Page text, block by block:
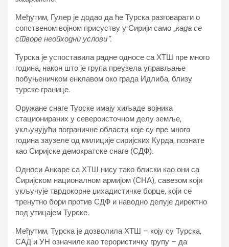
Међутим, Гулер је додао да ће Турска разговарати о
сопственом војном присуству у Сирији само „када се
створе неопходни услови“.
Турска је успоставила радне односе са ХТШ пре много
година, након што је група преузела управљање
побуњеничком енклавом око града Идлиба, близу
турске границе.
Оружане снаге Турске имају хиљаде војника
стационираних у североисточном делу земље,
укључујући пограничне области које су пре много
година заузеле од милиције сиријских Курда, познате
као Сиријске демократске снаге (СДФ).
Односи Анкаре са ХТШ нису тако блиски као они са
Сиријском националном армијом (СНА), савезом који
укључује тврдокорне џихадистичке борце, који се
тренутно бори против СДФ и наводно делује директно
под утицајем Турске.
Међутим, Турска је дозволила ХТШ – коју су Турска,
САД и УН означиле као терористичку групу – да